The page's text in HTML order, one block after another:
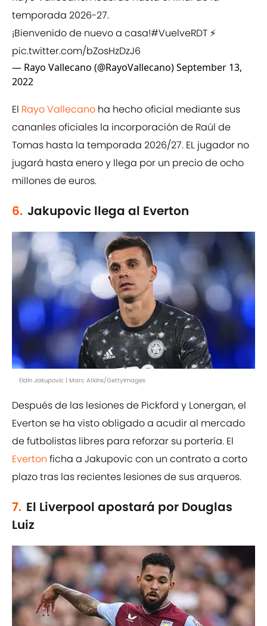
temporada 2026-27.
¡Bienvenido de nuevo a casa!#VuelveRDT ⚡
pic.twitter.com/bZosHzDzJ6
— Rayo Vallecano (@RayoVallecano)September 13,
2022
El Rayo Vallecano ha hecho oficial mediante sus
cananles oficiales la incorporación de Raúl de
Tomas hasta la temporada 2026/27. EL jugador no
jugará hasta enero y llega por un precio de ocho
millones de euros.
6. Jakupovic llega al Everton
Eldin Jakupovic | Marc Atkins/GettyImages
Después de las lesiones de Pickford y Lonergan, el
Everton se ha visto obligado a acudir al mercado
de futbolistas libres para reforzar su portería. El
Everton ficha a Jakupovic con un contrato a corto
plazo tras las recientes lesiones de sus arqueros.
7. El Liverpool apostará por Douglas
Luiz